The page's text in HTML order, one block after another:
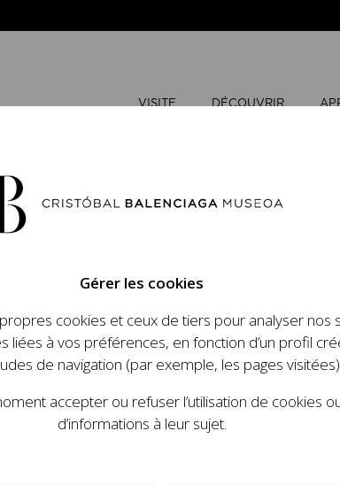
VISITE DÉCOUVRIR
ambitieux
de
de la
D’autres
: des
destinés
4 5
Gérer les cookies
cookies et ceux de tiers pour analyser nos
liées à vos préférences, en fonction d’un profil
de navigation (par exemple, les pages
accepter ou refuser l’utilisation de cookies
d’informations à leur sujet.